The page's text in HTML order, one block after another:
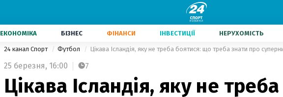
ЕКОНОМІКА БІЗНЕС ФІНАНСИ ІНВЕСТИЦІЇ НЕРУХОМІСТЬ
24 канал Спорт Футбол Цікава Ісландія, яку не треба боятися: що треба знати про
25 березня, 16:00 7
Цікава Ісландія, яку не